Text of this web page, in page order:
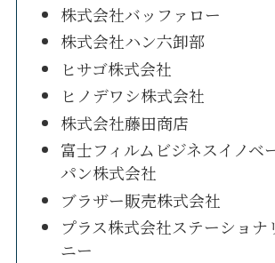
株式会社バッファロー
株式会社ハン六卸部
ヒサゴ株式会社
ヒノデワシ株式会社
株式会社藤田商店
富士フィルムビジネスイノベ
パン株式会社
ブラザー販売株式会社
プラス株式会社ステーショナ
ニー